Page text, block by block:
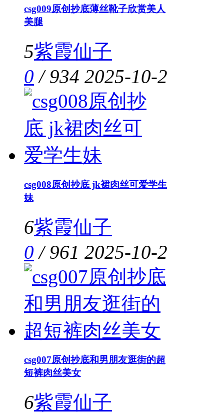
csg009原创抄底薄丝靴子欣赏美人
美腿
5紫霞仙子
0 /934 2025-10-2
csg008原创抄底 jk裙肉丝可爱学生
妹
6紫霞仙子
0 /961 2025-10-2
csg007原创抄底和男朋友逛街的超
短裤肉丝美女
6紫霞仙子